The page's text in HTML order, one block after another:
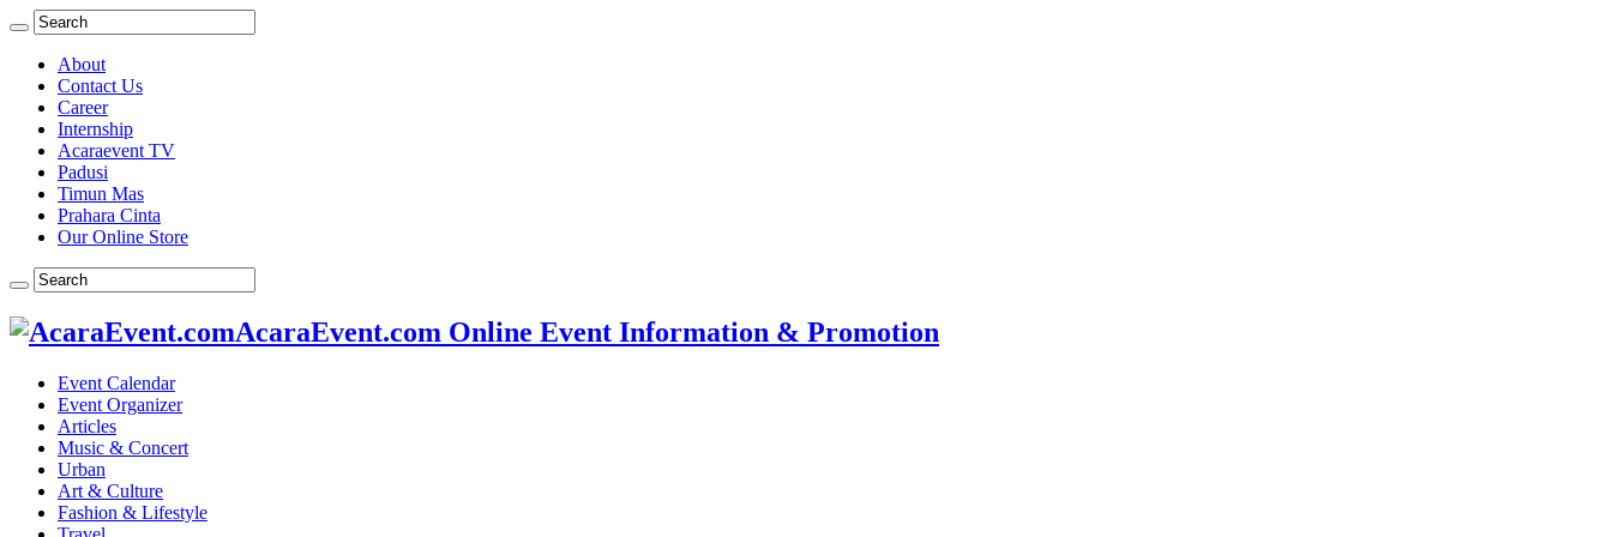
About
Contact Us
Career
Internship
Acaraevent TV
Padusi
Timun Mas
Prahara Cinta
Our Online Store
AcaraEvent.com Online Event Information & Promotion
Event Calendar
Event Organizer
Articles
Music & Concert
Urban
Art & Culture
Fashion & Lifestyle